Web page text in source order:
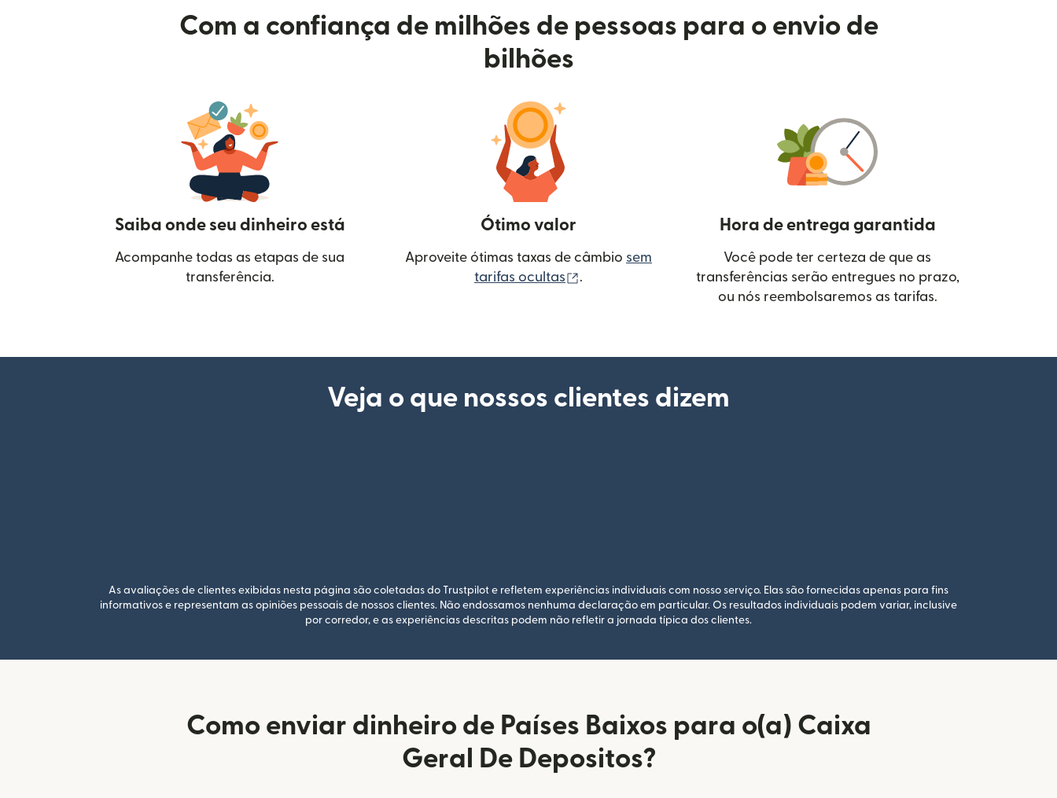
Com a confiança de milhões de pessoas para o envio de
bilhões
Saiba onde seu dinheiro está
Acompanhe todas as etapas de sua
transferência.
Ótimo valor
Aproveite ótimas taxas de câmbio sem
tarifas ocultas
(abre em uma nova janela)
.
Hora de entrega garantida
Você pode ter certeza de que as
transferências serão entregues no prazo,
ou nós reembolsaremos as tarifas.
Veja o que nossos clientes dizem
As avaliações de clientes exibidas nesta página são coletadas do Trustpilot e refletem experiências individuais com nosso serviço. Elas são fornecidas apenas para fins
informativos e representam as opiniões pessoais de nossos clientes. Não endossamos nenhuma declaração em particular. Os resultados individuais podem variar, inclusive
por corredor, e as experiências descritas podem não refletir a jornada típica dos clientes.
Como enviar dinheiro de Países Baixos para o(a) Caixa
Geral De Depositos?